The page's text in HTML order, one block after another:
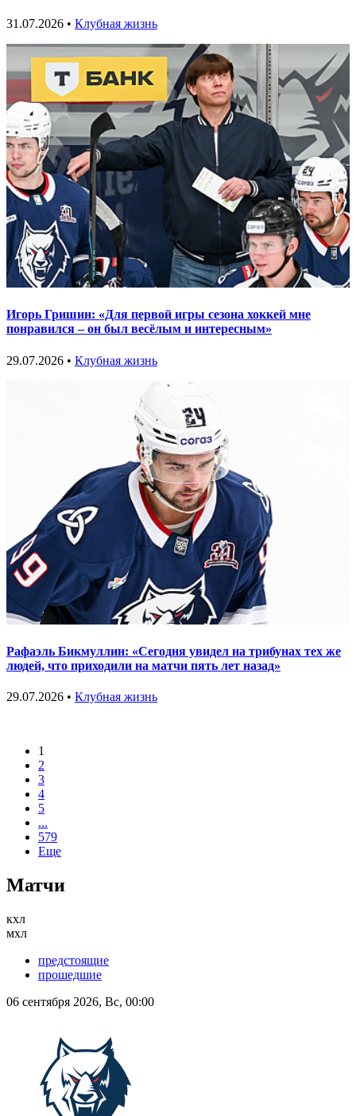
31.07.2026 • Клубная жизнь
Игорь Гришин: «Для первой игры сезона хоккей мне
понравился – он был весёлым и интересным»
29.07.2026 • Клубная жизнь
Рафаэль Бикмуллин: «Сегодня увидел на трибунах тех же
людей, что приходили на матчи пять лет назад»
29.07.2026 • Клубная жизнь
1
2
3
4
5
...
579
Еще
Матчи
кхл
мхл
предстоящие
прошедшие
06 сентября 2026, Вс, 00:00